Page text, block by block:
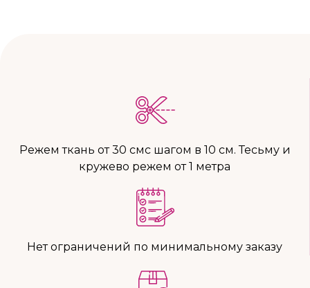
Режем ткань от 30 смс шагом в 10 см. Тесьму и
кружево режем от 1 метра
Нет ограничений по минимальному заказу